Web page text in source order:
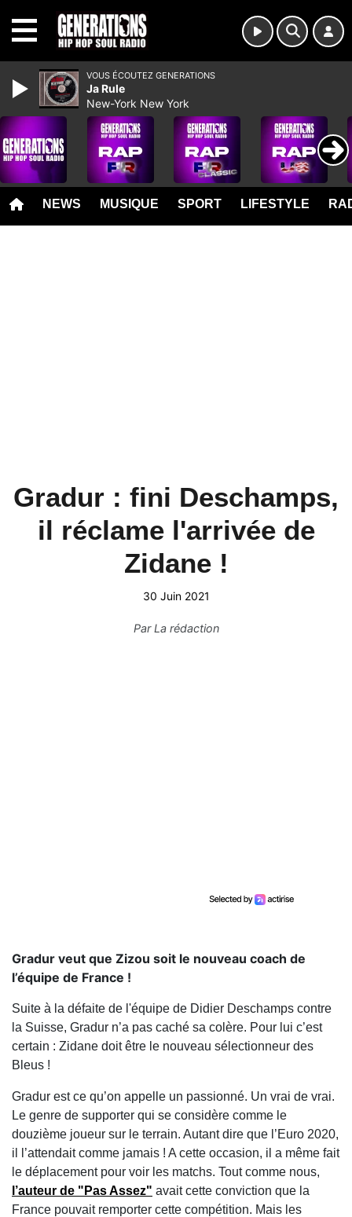
NEWS MUSIQUE SPORT LIFESTYLE
Gradur : fini Deschamps,
il réclame l'arrivée de
Zidane !
30 Juin 2021
ParLa rédaction
Gradur veut que Zizou soit le nouveau coach de
l’équipe de France !
Suite à la défaite de l'équipe de Didier Deschamps contre
la Suisse, Gradur n’a pas caché sa colère. Pour lui c’est
certain : Zidane doit être le nouveau sélectionneur des
Bleus !
Gradur est ce qu’on appelle un passionné. Un vrai de vrai.
Le genre de supporter qui se considère comme le
douzième joueur sur le terrain. Autant dire que l’Euro 2020,
il l’attendait comme jamais ! A cette occasion, il a même fait
le déplacement pour voir les matchs. Tout comme nous,
l’auteur de "Pas Assez" avait cette conviction que la
France pouvait remporter cette compétition. Mais les
VOUS ÉCOUTEZ GENERATIONS
Ja Rule
New-York New York